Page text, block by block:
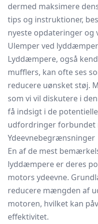
dermed maksimere
tips og instruktioner,
nyeste opdateringer og
Ulemper ved
Lyddæmpere, også
mufflers, kan ofte ses
reducere uønsket støj.
som vi vil diskutere i
få indsigt i de
udfordringer forbundet
Ydeevnebegrænsninger
En af de mest
lyddæmpere er deres
motors ydeevne.
reducere mængden af
motoren, hvilket kan
effektivitet.